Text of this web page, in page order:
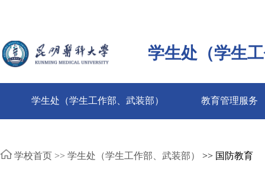
学生处（学生
学生处（学生工作部、武装部） 教育管理服务
学校首页 >> 学生处（学生工作部、武装部） >> 国防教育